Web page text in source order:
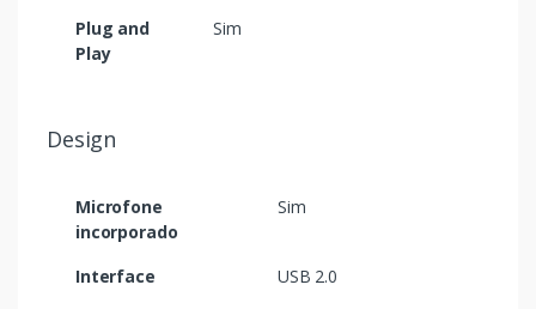
Plug and
Play
Sim
Design
Microfone
incorporado
Sim
Interface
USB 2.0